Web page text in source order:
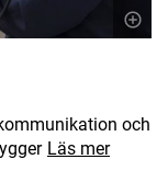
och
Läs mer